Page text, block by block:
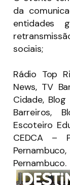
da
entidades
sociais;
Rádio Top
News, TV
Cidade,
Barreiros,
Escoteiro
CEDCA –
Pernambuco.